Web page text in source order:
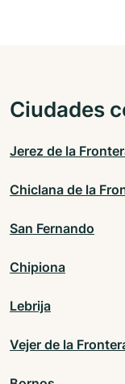
Ciudades
Jerez de la
Chiclana de la
San Fernando
Chipiona
Lebrija
Vejer de la